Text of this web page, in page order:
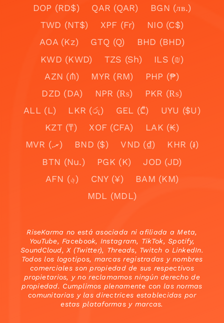
DOP (RD$)
QAR (QAR)
BGN (лв.)
TWD (NT$)
XPF (Fr)
NIO (C$)
AOA (Kz)
GTQ (Q)
BHD (BHD)
KWD (KWD)
TZS (Sh)
ILS (₪)
AZN (₼)
MYR (RM)
PHP (₱)
DZD (DA)
NPR (₨)
PKR (₨)
ALL (L)
LKR (රු) GEL (₾)
UYU ($U)
KZT (₸)
XOF (CFA)
LAK (₭)
MVR (.ރ)
BND ($) VND (₫)
KHR (៛)
BTN (Nu.)
PGK (K)
JOD (JD)
AFN (؋)
CNY (¥)
BAM (KM)
MDL (MDL)
RiseKarma no está asociada ni afiliada a Meta,
YouTube, Facebook, Instagram, TikTok, Spotify,
SoundCloud, X (Twitter), Threads, Twitch o LinkedIn.
Todos los logotipos, marcas registradas y nombres
comerciales son propiedad de sus respectivos
propietarios, y no reclamamos ningún derecho de
propiedad. Cumplimos plenamente con las normas
comunitarias y las directrices establecidas por
estas plataformas y marcas.